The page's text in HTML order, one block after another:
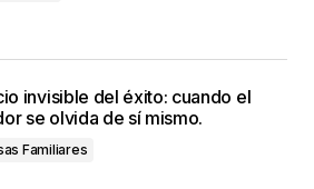
invisible del éxito: cuando el
se olvida de sí mismo.
Familiares